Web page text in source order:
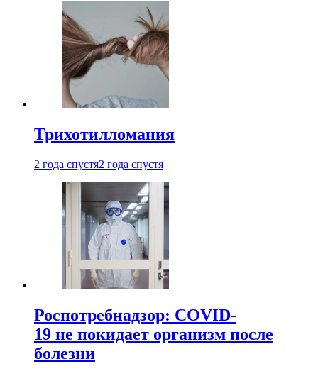
Трихотилломания
2 года спустя2 года спустя
Роспотребнадзор: COVID-
19 не покидает организм после
болезни